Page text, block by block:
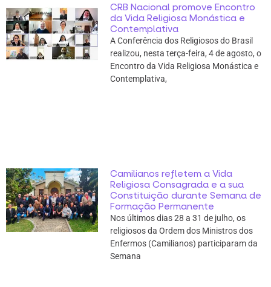
CRB Nacional promove Encontro
da Vida Religiosa Monástica e
Contemplativa
A Conferência dos Religiosos do Brasil
realizou, nesta terça-feira, 4 de agosto, o
Encontro da Vida Religiosa Monástica e
Contemplativa,
Camilianos refletem a Vida
Religiosa Consagrada e a sua
Constituição durante Semana de
Formação Permanente
Nos últimos dias 28 a 31 de julho, os
religiosos da Ordem dos Ministros dos
Enfermos (Camilianos) participaram da
Semana